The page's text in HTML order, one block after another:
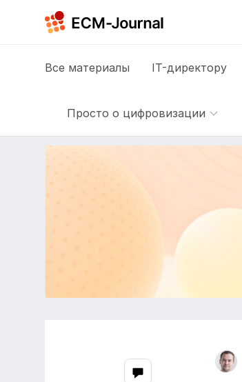
Все материалы IT-директору
Просто о цифровизации